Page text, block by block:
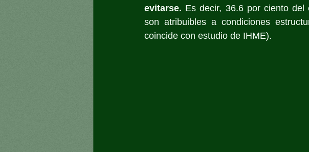
evitarse. Es decir, 36.6 por ciento
son atribuibles a condiciones
coincide con estudio de IHME).